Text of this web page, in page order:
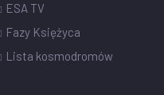
ESA TV
Fazy Księżyca
Lista kosmodromów